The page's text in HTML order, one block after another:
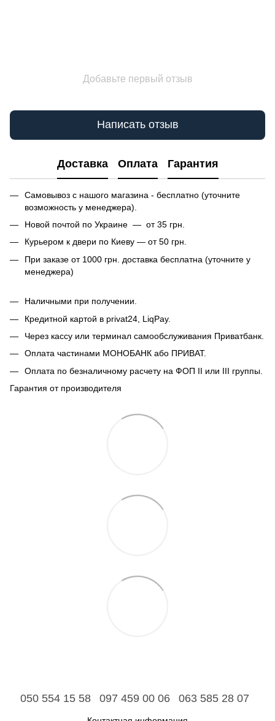
Добавьте первый отзыв
Написать отзыв
Доставка Оплата Гарантия
Самовывоз с нашого магазина - бесплатно (уточните
возможность у менеджера).
Новой почтой по Украине — от 35 грн.
Курьером к двери по Киеву — от 50 грн.
При заказе от 1000 грн. доставка бесплатна (уточните у
менеджера)
Наличными при получении.
Кредитной картой в privat24, LiqPay.
Через кассу или терминал самообслуживания Приватбанк.
Оплата частинами МОНОБАНК або ПРИВАТ.
Оплата по безналичному расчету на ФОП II или III группы.
Гарантия от производителя
050 554 15 58 097 459 00 06 063 585 28 07